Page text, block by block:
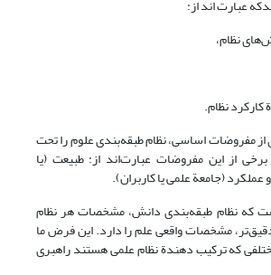
عبارت اند از:
مفروضات اساسی، نظام طبقه‌بندی علوم را تحت
از این مفروضات عبارت‌اند از: طبیعت (یا
(جامعة علمی یا کاربران).
که نظام طبقه‌بندی دانش، مشخصات هر نظام
مشخصات واقعی علم را دارد. این فرض ما
که ترکیب دهندة نظام علمی هستند راهبری